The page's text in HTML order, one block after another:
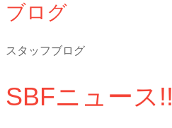
ブログ
スタッフブログ
SBFニュース!!